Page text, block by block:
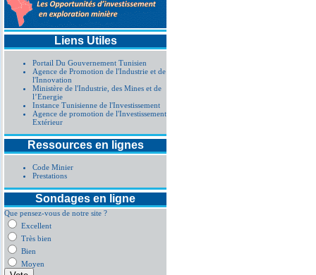
Liens Utiles
Portail Du Gouvernement Tunisien
Agence de Promotion de l'Industrie et de
l'Innovation
Ministère de l'Industrie, des Mines et de
l’Energie
Instance Tunisienne de l'Investissement
Agence de promotion de l'Investissement
Extérieur
Ressources en lignes
Code Minier
Prestations
Sondages en ligne
Que pensez-vous de notre site ?
Excellent
Très bien
Bien
Moyen